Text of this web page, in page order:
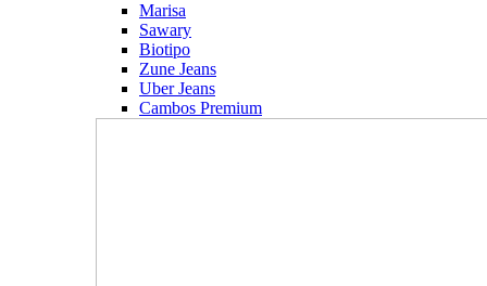
Marisa
Sawary
Biotipo
Zune Jeans
Uber Jeans
Cambos Premium